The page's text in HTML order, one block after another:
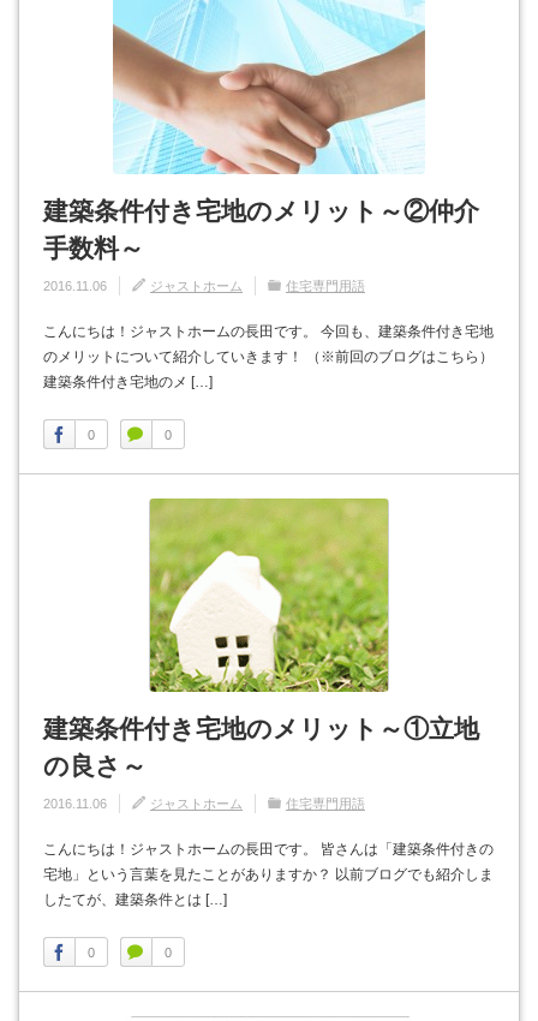
建築条件付き宅地のメリット～②仲介
手数料～
2016.11.06 ジャストホーム 住宅専門用語
こんにちは！ジャストホームの長田です。 今回も、建築条件付き宅地
のメリットについて紹介していきます！ （※前回のブログはこちら）
建築条件付き宅地のメ […]
0 0
建築条件付き宅地のメリット～①立地
の良さ～
2016.11.06 ジャストホーム 住宅専門用語
こんにちは！ジャストホームの長田です。 皆さんは「建築条件付きの
宅地」という言葉を見たことがありますか？ 以前ブログでも紹介しま
したてが、建築条件とは […]
0 0